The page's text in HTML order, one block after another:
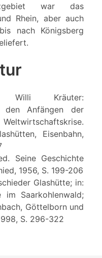
war das
Rhein, aber auch
nach Königsberg
Kräuter:
den Anfängen der
Eisenbahn,
Seine Geschichte
1956, S. 199-206
Glashütte; in:
im Saarkohlenwald;
Göttelborn und
S. 296-322